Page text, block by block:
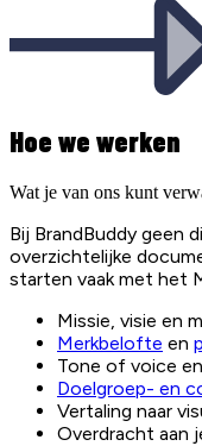
Hoe we werken
Wat je van ons kunt
Bij BrandBuddy geen
overzichtelijke
starten vaak met het
Missie, visie en
Merkbelofte en
Tone of voice
Doelgroep- en
Vertaling naar
Overdracht aan